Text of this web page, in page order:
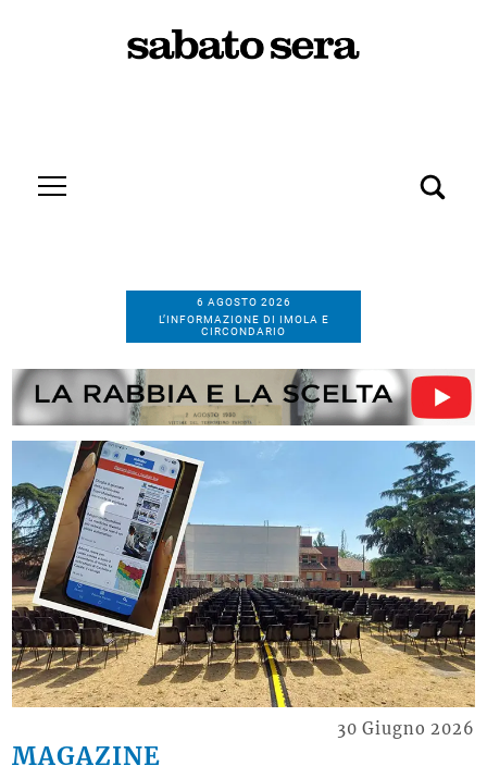
6 AGOSTO 2026
L’INFORMAZIONE DI IMOLA E
CIRCONDARIO
MAGAZINE
30 Giugno 2026